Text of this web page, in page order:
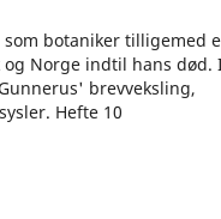
botaniker tilligemed
Norge indtil hans død.
brevveksling,
Hefte 10